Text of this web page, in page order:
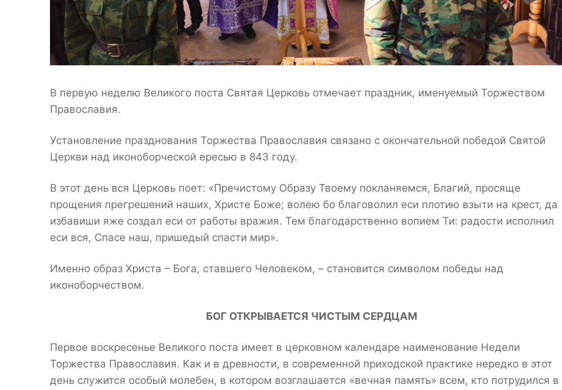
В первую неделю Великого поста Святая Церковь отмечает праздник, именуемый Торжеством
Православия.
Установление празднования Торжества Православия связано с окончательной победой Святой
Церкви над иконоборческой ересью в 843 году.
В этот день вся Церковь поет: «Пречистому Образу Твоему покланяемся, Благий, просяще
прощения прегрешений наших, Христе Боже; волею бо благоволил еси плотию взыти на крест, да
избавиши яже создал еси от работы вражия. Тем благодарственно вопием Ти: радости исполнил
еси вся, Спасе наш, пришедый спасти мир».
Именно образ Христа – Бога, ставшего Человеком, – становится символом победы над
иконоборчеством.
БОГ ОТКРЫВАЕТСЯ ЧИСТЫМ СЕРДЦАМ
Первое воскресенье Великого поста имеет в церковном календаре наименование Недели
Торжества Православия. Как и в древности, в современной приходской практике нередко в этот
день служится особый молебен, в котором возглашается «вечная память» всем, кто потрудился в